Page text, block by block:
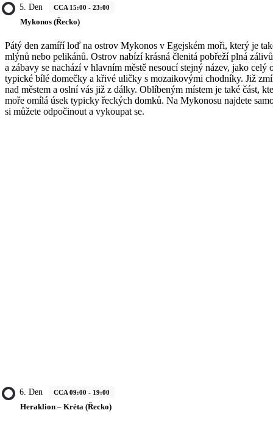
5. Den CCA 15:00 - 23:00
Mykonos (Řecko)
Pátý den zamíří loď na ostrov Mykonos v Egejském moři, který je
mlýnů nebo pelikánů. Ostrov nabízí krásná členitá pobřeží plná
a zábavy se nachází v hlavním městě nesoucí stejný název, jako celý
typické bílé domečky a křivé uličky s mozaikovými chodníky. Již
nad městem a oslní vás již z dálky. Oblíbeným místem je také část,
moře omílá úsek typicky řeckých domků. Na Mykonosu najdete
si můžete odpočinout a vykoupat se.
6. Den CCA 09:00 - 19:00
Heraklion – Kréta (Řecko)